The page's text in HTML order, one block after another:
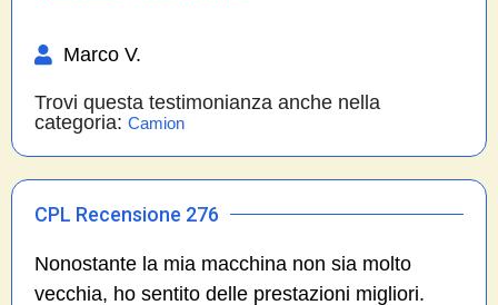
Marco V.
Trovi questa testimonianza anche nella
categoria: Camion
CPL Recensione 276
Nonostante la mia macchina non sia molto
vecchia, ho sentito delle prestazioni migliori.